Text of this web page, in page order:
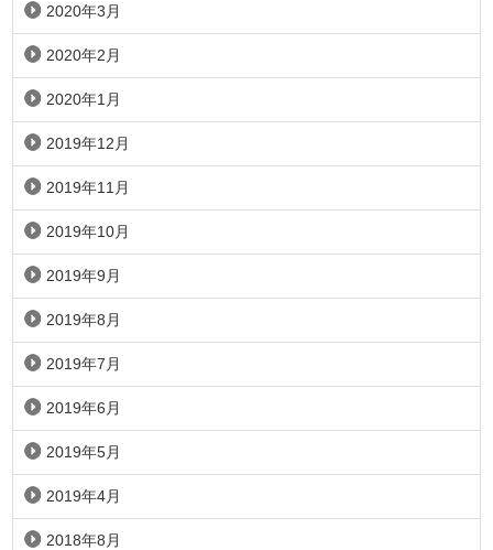
2020年3月
2020年2月
2020年1月
2019年12月
2019年11月
2019年10月
2019年9月
2019年8月
2019年7月
2019年6月
2019年5月
2019年4月
2018年8月